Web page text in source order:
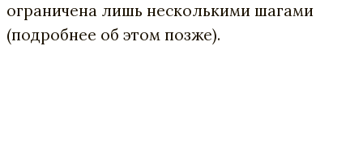
ограничена лишь несколькими шагами
(подробнее об этом позже).